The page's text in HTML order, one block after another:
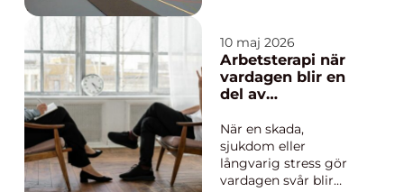
säkert det är att vistas
i hallen och hur höga
driftkostnaderna blir
över tid. Genomtänkt
idrottsanläggningar
är därför både en
säkerh...
10 maj 2026
Arbetsterapi när
vardagen blir en
del av
När en skada,
sjukdom eller
långvarig stress gör
vardagen svår blir